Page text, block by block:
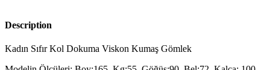
Description
Kadın Sıfır Kol Dokuma Viskon Kumaş Gömlek